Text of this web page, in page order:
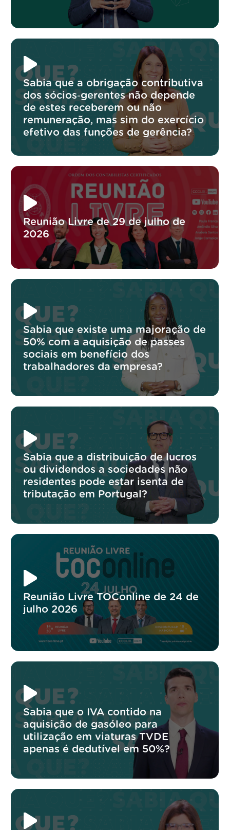
Sabia que a obrigação contributiva
dos sócios‑gerentes não depende
de estes receberem ou não
remuneração, mas sim do exercício
efetivo das funções de gerência?
Reunião Livre de 29 de julho de
2026
Sabia que existe uma majoração de
50% com a aquisição de passes
sociais em benefício dos
trabalhadores da empresa?
Sabia que a distribuição de lucros
ou dividendos a sociedades não
residentes pode estar isenta de
tributação em Portugal?
Reunião Livre TOConline de 24 de
julho 2026
Sabia que o IVA contido na
aquisição de gasóleo para
utilização em viaturas TVDE
apenas é dedutível em 50%?